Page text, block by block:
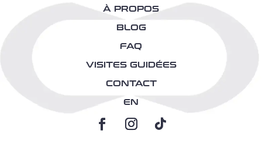
À PROPOS
BLOG
FAQ
VISITES GUIDÉES
CONTACT
EN